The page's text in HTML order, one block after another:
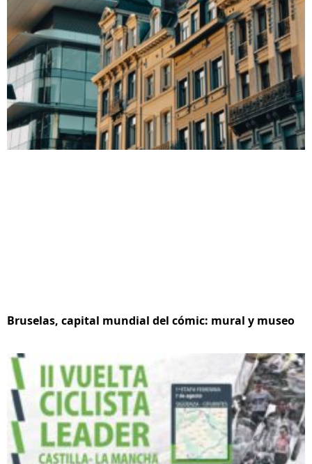
Bruselas, capital mundial del cómic: mural y museo